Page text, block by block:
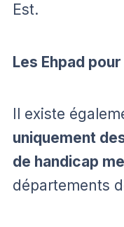
Est.
Les Ehpad
Il existe
uniquement
de handicap
départements